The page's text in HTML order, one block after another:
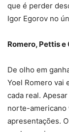
que é perder
Igor Egorov no
Romero, Pettis e
De olho em
Yoel Romero vai
cada real.
norte-americano
apresentações.